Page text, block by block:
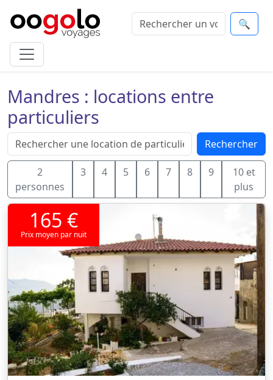
🔍
Mandres : locations entre
particuliers
Rechercher
2
personnes
3 4 5 6 7 8 9
10 et
plus
165 €
Prix moyen par nuit